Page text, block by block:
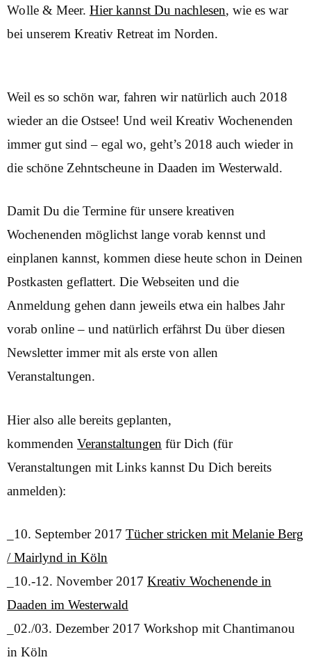
Wolle & Meer. Hier kannst Du nachlesen, wie es war
bei unserem Kreativ Retreat im Norden.
Weil es so schön war, fahren wir natürlich auch 2018
wieder an die Ostsee! Und weil Kreativ Wochenenden
immer gut sind – egal wo, geht’s 2018 auch wieder in
die schöne Zehntscheune in Daaden im Westerwald.
Damit Du die Termine für unsere kreativen
Wochenenden möglichst lange vorab kennst und
einplanen kannst, kommen diese heute schon in Deinen
Postkasten geflattert. Die Webseiten und die
Anmeldung gehen dann jeweils etwa ein halbes Jahr
vorab online – und natürlich erfährst Du über diesen
Newsletter immer mit als erste von allen
Veranstaltungen.
Hier also alle bereits geplanten,
kommenden Veranstaltungen für Dich (für
Veranstaltungen mit Links kannst Du Dich bereits
anmelden):
_10. September 2017 Tücher stricken mit Melanie Berg
/ Mairlynd in Köln
_10.-12. November 2017 Kreativ Wochenende in
Daaden im Westerwald
_02./03. Dezember 2017 Workshop mit Chantimanou
in Köln